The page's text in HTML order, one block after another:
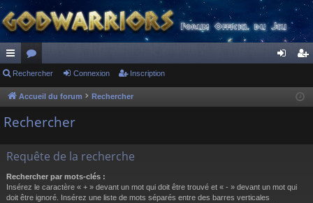
ac
co
ur
s
or
u
m
cri
Rechercher Connexion Inscription
Accueil du forum Rechercher
Rechercher
Requête de la recherche
Rechercher par mots-clés :
Insérez le caractère « + » devant un mot qui doit être trouvé et « - » devant un mot qui
doit être ignoré. Insérez une liste de mots séparés entre des barres verticales